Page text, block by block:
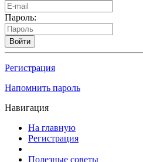
Пароль:
Войти
Регистрация
Напомнить пароль
Навигация
На главную
Регистрация
Полезные советы